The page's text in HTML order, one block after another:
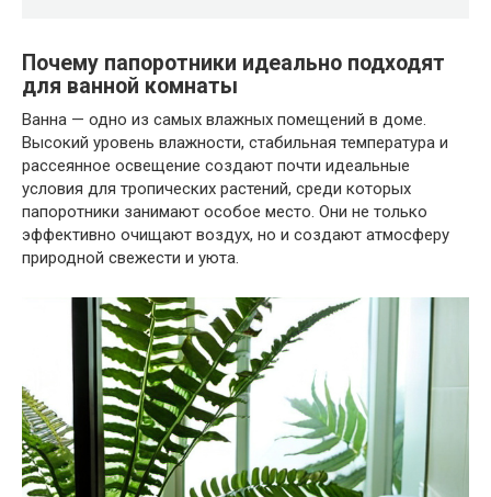
Почему папоротники идеально подходят
для ванной комнаты
Ванна — одно из самых влажных помещений в доме.
Высокий уровень влажности, стабильная температура и
рассеянное освещение создают почти идеальные
условия для тропических растений, среди которых
папоротники занимают особое место. Они не только
эффективно очищают воздух, но и создают атмосферу
природной свежести и уюта.